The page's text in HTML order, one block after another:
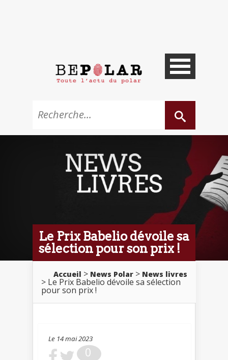
Le Prix Babelio dévoile sa
sélection pour son prix !
Accueil > News Polar > News livres
> Le Prix Babelio dévoile sa sélection
pour son prix !
Le 14 mai 2023
0